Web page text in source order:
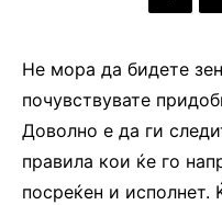
Не мора да бидете
почувствувате
Доволно е да ги
правила кои ќе го
посреќен и исполнет.